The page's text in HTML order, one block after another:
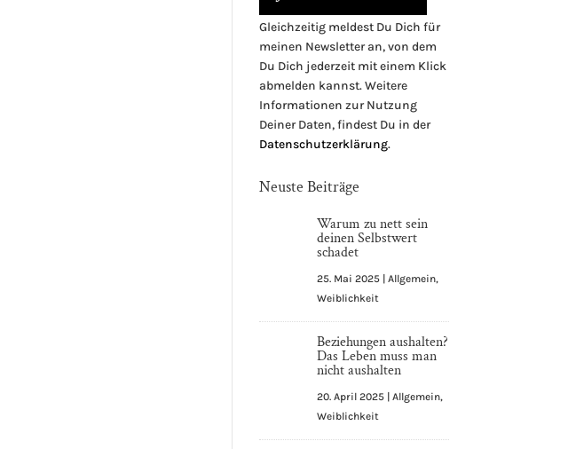
A
l
t
e
r
n
t
Gleichzeitig meldest Du Dich für
meinen Newsletter an, von dem
Du Dich jederzeit mit einem Klick
abmelden kannst. Weitere
Informationen zur Nutzung
Deiner Daten, findest Du in der
Datenschutzerklärung.
Neuste Beiträge
Warum zu nett sein
deinen Selbstwert
schadet
25. Mai 2025| Allgemein,
Weiblichkeit
Beziehungen aushalten?
Das Leben muss man
nicht aushalten
20. April 2025| Allgemein,
Weiblichkeit